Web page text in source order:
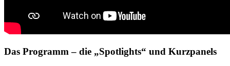
Das Programm – die „Spotlights“ und Kurzpanels